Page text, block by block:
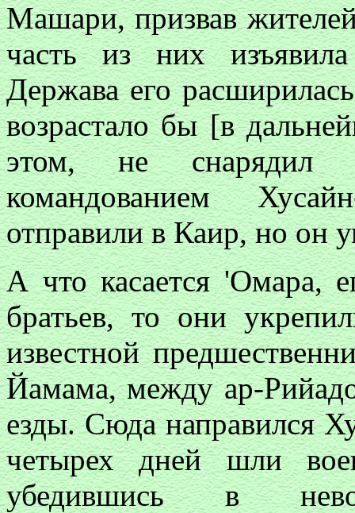
Машари, призвав
часть из них
Держава его
возрастало бы [в
этом, не снарядил
командованием
отправили в Каир, но он
А что касается 'Омара,
братьев, то они
известной
Йамама, между ар-
езды. Сюда направился
четырех дней шли
убедившись в